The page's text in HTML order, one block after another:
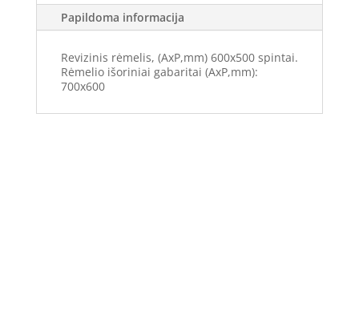
Papildoma informacija
Revizinis rėmelis, (AxP,mm) 600x500 spintai.
Rėmelio išoriniai gabaritai (AxP,mm):
700x600